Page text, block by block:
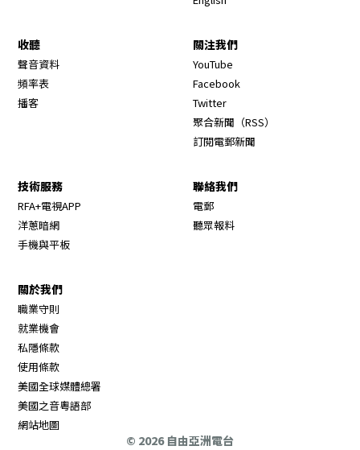
收聽
聲音資料
頻率表
播客
關注我們
YouTube
Facebook
Twitter
聚合新聞（RSS）
訂閱電郵新聞
技術服務
RFA+電視APP
洋蔥暗網
手機與平板
聯絡我們
電郵
聽眾報料
關於我們
職業守則
就業機會
私隱條款
使用條款
美國全球媒體總署
美國之音粵語部
網站地圖
© 2026 自由亞洲電台